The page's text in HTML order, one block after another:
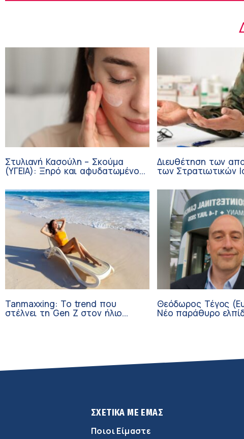
Στυλιανή Κασούλη – Σκούμα
(ΥΓΕΙΑ): Ξηρό και αφυδατωμένο
Διευθέτηση των
των Στρατιωτικών
Tanmaxxing: To trend που
στέλνει τη Gen Z στον ήλιο
Θεόδωρος Τέγος
Νέο παράθυρο
ΣΧΕΤΙΚΑ ΜΕ ΕΜΑΣ
Ποιοι Είμαστε